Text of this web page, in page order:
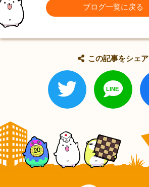
ブログ一覧に戻る
この記事をシェア